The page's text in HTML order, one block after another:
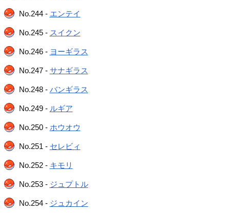
No.244 - エンテイ
No.245 - スイクン
No.246 - ヨーギラス
No.247 - サナギラス
No.248 - バンギラス
No.249 - ルギア
No.250 - ホウオウ
No.251 - セレビィ
No.252 - キモリ
No.253 - ジュプトル
No.254 - ジュカイン